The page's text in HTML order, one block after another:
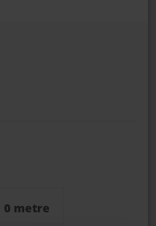
0 metre